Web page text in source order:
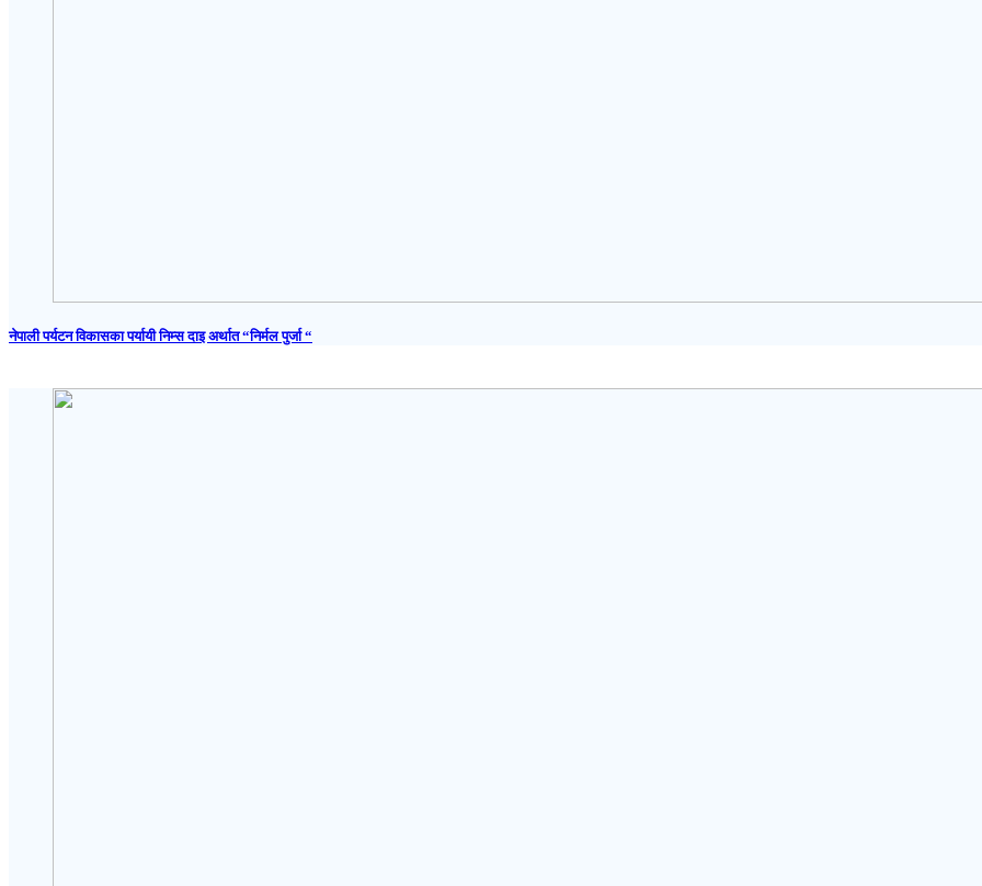
नेपाली पर्यटन विकासका पर्यायी निम्स दाइ अर्थात “निर्मल पुर्जा “